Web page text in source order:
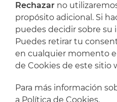
Soporte
Rechazar no
propósito adicional. Si
puedes decidir sobre su
Puedes retirar tu
en cualquier momento
de Cookies de este sitio
Para más información
a Política de Cookies.